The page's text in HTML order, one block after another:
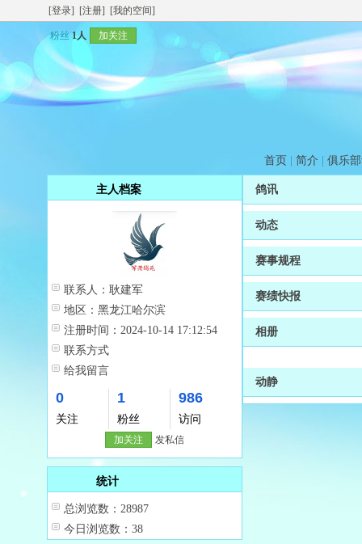
[登录] [注册] [我的空间]
粉丝1人 加关注
首页 简介 俱乐
主人档案
联系人： 耿建军
地区： 黑龙江哈尔滨
注册时间： 2024-10-14 17:12:54
联系方式
给我留言
0
关注
1
粉丝
986
访问
加关注 发私信
统计
总浏览数：28987
今日浏览数：38
鸽讯
动态
赛事规程
赛绩快报
相册
动静